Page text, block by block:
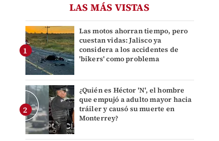
LAS MÁS VISTAS
Las motos ahorran tiempo, pero
cuestan vidas: Jalisco ya
considera a los accidentes de
'bikers' como problema
¿Quién es Héctor 'N', el hombre
que empujó a adulto mayor hacia
tráiler y causó su muerte en
Monterrey?